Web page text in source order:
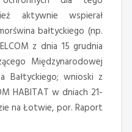
aktywnie wspierał
bałtyckiego (np.
z dnia 15 grudnia
Międzynarodowej
Bałtyckiego; wnioski z
HABITAT w dniach 21-
na Łotwie, por. Raport